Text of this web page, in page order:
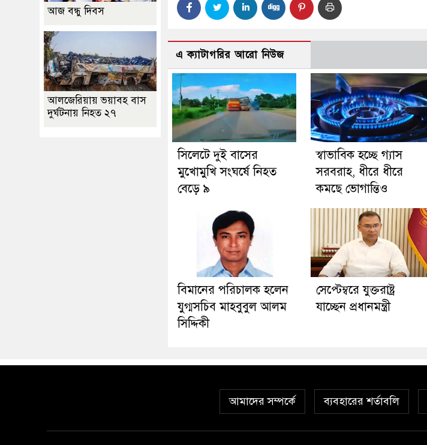
এ ক্যাটাগরির আরো নিউজ
সিলেটে দুই বাসের
মুখোমুখি সংঘর্ষে নিহত
বেড়ে ৯
স্বাভাবিক হচ্ছে গ্যাস
সরবরাহ, ধীরে ধীরে
কমছে ভোগান্তিও
বিমানের পরিচালক হলেন
যুগ্মসচিব মাহবুবুল আলম
সিদ্দিকী
সেপ্টেম্বরে যুক্তরাষ্ট্র
যাচ্ছেন প্রধানমন্ত্রী
আজ বন্ধু দিবস
আলজেরিয়ায় ভয়াবহ বাস
দুর্ঘটনায় নিহত ২৭
আমাদের সম্পর্কে ব্যবহারের শর্তাবলি